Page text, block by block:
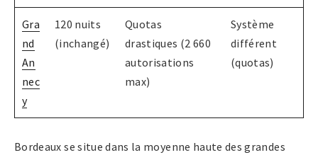
Gra
nd
An
nec
y
120 nuits
(inchangé)
Quotas
drastiques (2 660
autorisations
max)
Système
différent
(quotas)
Bordeaux se situe dans la moyenne haute des grandes